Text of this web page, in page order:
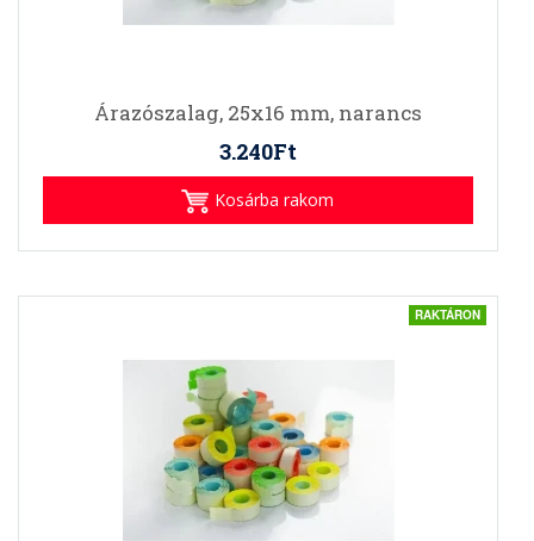
Árazószalag, 25x16 mm, narancs
3.240Ft
Kosárba rakom
RAKTÁRON